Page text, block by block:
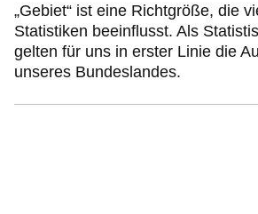
„Gebiet“ ist eine Richtgröße, die
Statistiken beeinflusst. Als
gelten für uns in erster Linie die
unseres Bundeslandes.